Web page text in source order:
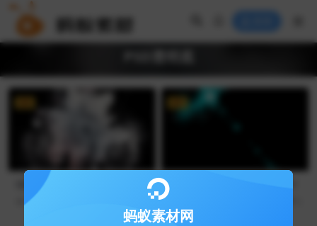
烟雾光效PSD透明底-2FXOjx
119
蓝色光效PSD透明底-Y5d6RV
蚂蚁素材网